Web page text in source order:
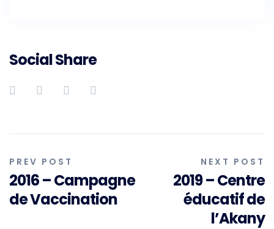
Social Share
Navigation
de
l’article
PREV POST
2016 – Campagne
de Vaccination
NEXT POST
2019 – Centre
éducatif de
l’Akany